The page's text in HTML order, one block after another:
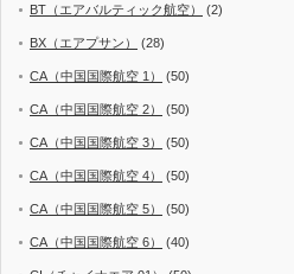
BT（エアバルティック航空） (2)
BX（エアプサン） (28)
CA（中国国際航空 1） (50)
CA（中国国際航空 2） (50)
CA（中国国際航空 3） (50)
CA（中国国際航空 4） (50)
CA（中国国際航空 5） (50)
CA（中国国際航空 6） (40)